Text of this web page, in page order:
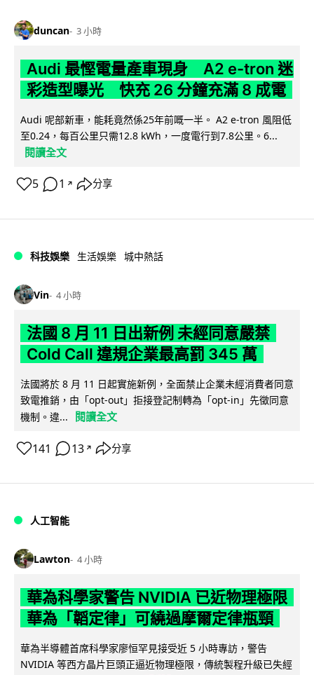
duncan 3 小時
Audi 最慳電量產車現身 A2 e-tron 迷
彩造型曝光 快充 26 分鐘充滿 8 成電
Audi 呢部新車，能耗竟然係25年前嘅一半。 A2 e-tron 風阻低
至0.24，每百公里只需12.8 kWh，一度電行到7.8公里。6...
閱讀全文
5 1 ↗ 分享
科技娛樂 生活娛樂 城中熱話
Vin 4 小時
法國 8 月 11 日出新例 未經同意嚴禁
Cold Call 違規企業最高罰 345 萬
法國將於 8 月 11 日起實施新例，全面禁止企業未經消費者同意
致電推銷，由「opt-out」拒接登記制轉為「opt-in」先徵同意
機制。違...
閱讀全文
141 13 ↗ 分享
人工智能
Lawton 4 小時
華為科學家警告 NVIDIA 已近物理極限
華為「韜定律」可繞過摩爾定律瓶頸
華為半導體首席科學家廖恒罕見接受近 5 小時專訪，警告
NVIDIA 等西方晶片巨頭正逼近物理極限，傳統製程升級已失經